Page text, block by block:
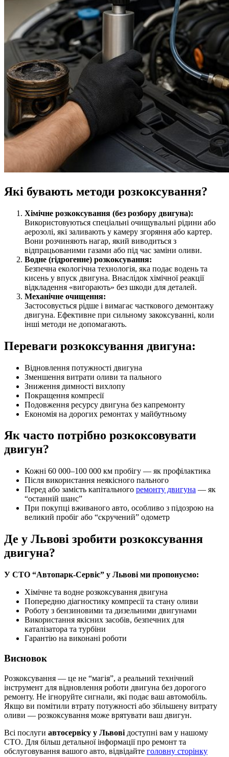
Які бувають методи розкоксування?
Хімічне розкоксування (без розбору двигуна):
Використовуються спеціальні очищувальні рідини або
аерозолі, які заливають у камеру згоряння або картер.
Вони розчиняють нагар, який виводиться з
відпрацьованими газами або під час заміни оливи.
Водне (гідрогенне) розкоксування:
Безпечна екологічна технологія, яка подає водень та
кисень у впуск двигуна. Внаслідок хімічної реакції
відкладення «вигорають» без шкоди для деталей.
Механічне очищення:
Застосовується рідше і вимагає часткового демонтажу
двигуна. Ефективне при сильному закоксуванні, коли
інші методи не допомагають.
Переваги розкоксування двигуна:
Відновлення потужності двигуна
Зменшення витрати оливи та пального
Зниження димності вихлопу
Покращення компресії
Подовження ресурсу двигуна без капремонту
Економія на дорогих ремонтах у майбутньому
Як часто потрібно розкоксовувати
двигун?
Кожні 60 000–100 000 км пробігу — як профілактика
Після використання неякісного пального
Перед або замість капітального ремонту двигуна — як
“останній шанс”
При покупці вживаного авто, особливо з підозрою на
великий пробіг або “скручений” одометр
Де у Львові зробити розкоксування
двигуна?
У СТО “Автопарк-Сервіс” у Львові ми пропонуємо:
Хімічне та водне розкоксування двигуна
Попередню діагностику компресії та стану оливи
Роботу з бензиновими та дизельними двигунами
Використання якісних засобів, безпечних для
каталізатора та турбіни
Гарантію на виконані роботи
Висновок
Розкоксування — це не “магія”, а реальний технічний
інструмент для відновлення роботи двигуна без дорогого
ремонту. Не ігноруйте сигнали, які подає ваш автомобіль.
Якщо ви помітили втрату потужності або збільшену витрату
оливи — розкоксування може врятувати ваш двигун.
Всі послуги автосервісу у Львові доступні вам у нашому
СТО. Для більш детальної інформації про ремонт та
обслуговування вашого авто, відвідайте головну сторінку